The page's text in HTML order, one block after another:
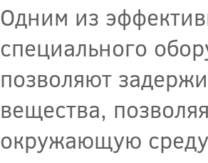
Одним из
специального
позволяют
вещества,
окружающую